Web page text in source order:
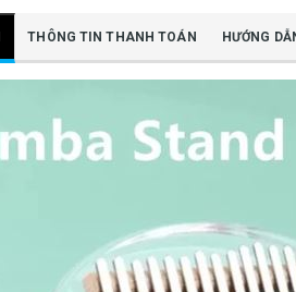
THÔNG TIN THANH TOÁN HƯỚNG